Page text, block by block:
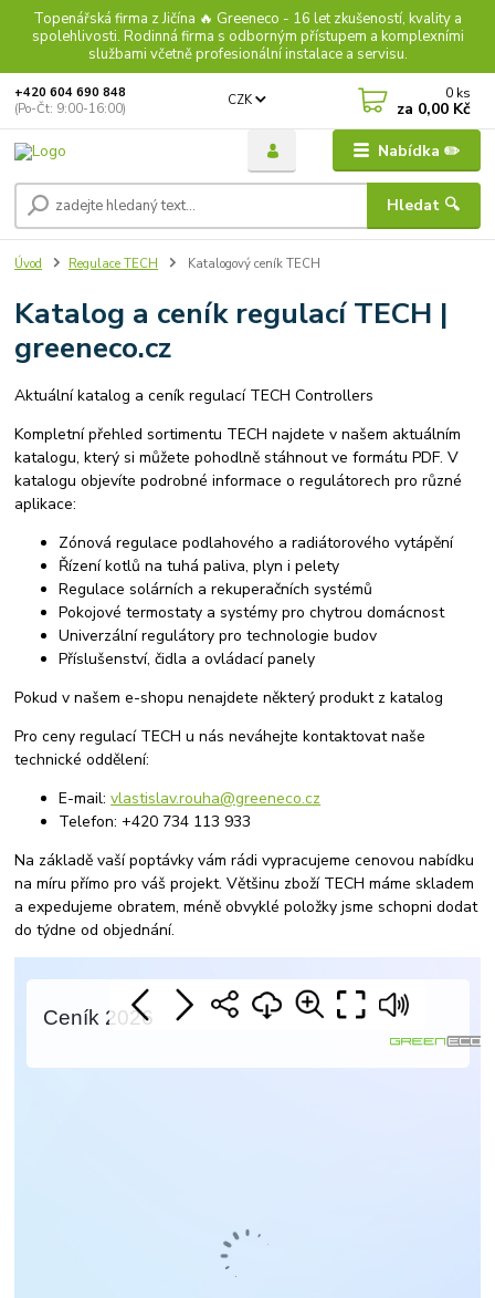
Topenářská firma z Jičína 🔥 Greeneco - 16 let zkušeností, kvality a
spolehlivosti. Rodinná firma s odborným přístupem a komplexními
službami včetně profesionální instalace a servisu.
Nabídka ✏️
CZK
Hledat 🔍
+420 604 690 848
(Po-Čt: 9:00-16:00)
0 ks
za 0,00 Kč
Úvod Regulace TECH Katalogový ceník TECH
Katalog a ceník regulací TECH |
greeneco.cz
Aktuální katalog a ceník regulací TECH Controllers
Kompletní přehled sortimentu TECH najdete v našem aktuálním
katalogu, který si můžete pohodlně stáhnout ve formátu PDF. V
katalogu objevíte podrobné informace o regulátorech pro různé
aplikace:
Zónová regulace podlahového a radiátorového vytápění
Řízení kotlů na tuhá paliva, plyn i pelety
Regulace solárních a rekuperačních systémů
Pokojové termostaty a systémy pro chytrou domácnost
Univerzální regulátory pro technologie budov
Příslušenství, čidla a ovládací panely
Pokud v našem e-shopu nenajdete některý produkt z katalog
Pro ceny regulací TECH u nás neváhejte kontaktovat naše
technické oddělení:
E-mail:vlastislav.rouha@greeneco.cz
Telefon: +420 734 113 933
Na základě vaší poptávky vám rádi vypracujeme cenovou nabídku
na míru přímo pro váš projekt. Většinu zboží TECH máme skladem
a expedujeme obratem, méně obvyklé položky jsme schopni dodat
do týdne od objednání.